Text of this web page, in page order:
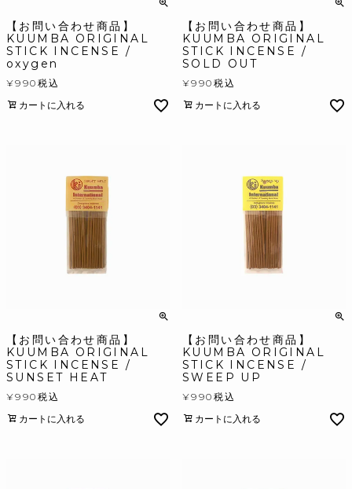
【お問い合わせ商品】
KUUMBA ORIGINAL
STICK INCENSE /
oxygen
¥990 税込
カートに入れる
【お問い合わせ商品】
KUUMBA ORIGINAL
STICK INCENSE /
SOLD OUT
¥990 税込
カートに入れる
【お問い合わせ商品】
KUUMBA ORIGINAL
STICK INCENSE /
SUNSET HEAT
¥990 税込
カートに入れる
【お問い合わせ商品】
KUUMBA ORIGINAL
STICK INCENSE /
SWEEP UP
¥990 税込
カートに入れる